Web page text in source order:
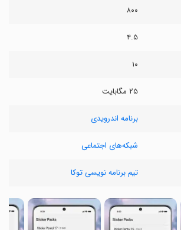
۸۰۰
۴.۵
۱۰
۲۵ مگابایت
برنامه اندرویدی
شبکه‌های اجتماعی
تیم برنامه نویسی توکا